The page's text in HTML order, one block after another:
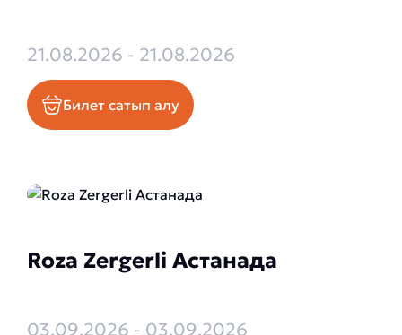
21.08.2026 - 21.08.2026
Билет сатып алу
Roza Zergerli Астанада
03.09.2026 - 03.09.2026